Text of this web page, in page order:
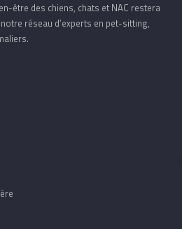
être des chiens, chats et NAC restera
réseau d’experts en pet-sitting,